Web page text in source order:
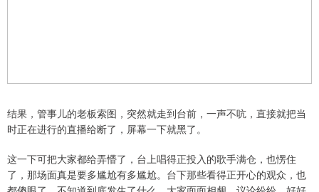
结果，管事儿的老板索图，突然就走到台前，一声不吭，直接就把当
时正在进行的直播给断了，屏幕一下就黑了。
这一下可把大家都给弄懵了，台上唱得正投入的歌手满仓，也愣住
了，那场面真是要多尴尬有多尴尬。台下那些看得正开心的观众，也